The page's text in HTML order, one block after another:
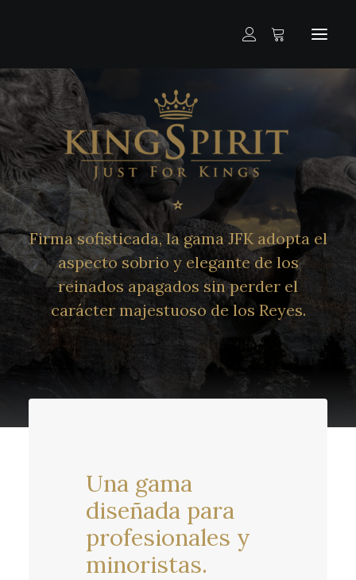
INICIO
LA GAMA
ÚNETE AL CLUB CROWN
OFERTA PARA PROFESIONALES
CONTACTO CON NOSOTROS
ESPAÑOL
Firma sofisticada, la gama JFK adopta el
aspecto sobrio y elegante de los
reinados apagados sin perder el
carácter majestuoso de los Reyes.
Una gama
diseñada para
profesionales y
minoristas.